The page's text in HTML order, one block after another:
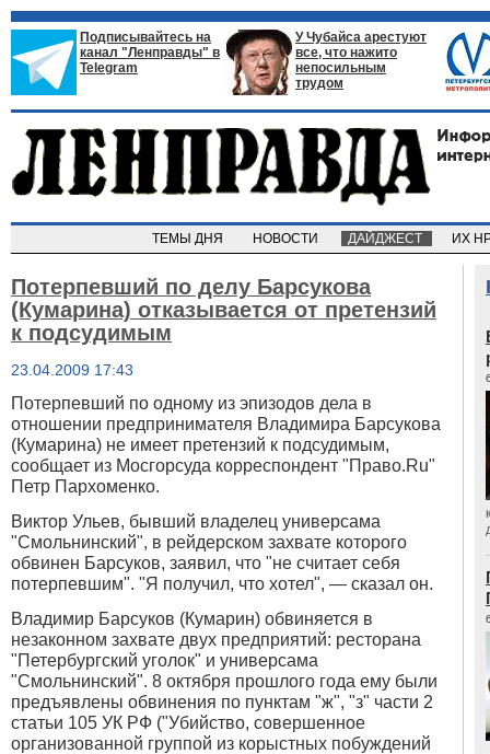
Подписывайтесь на
канал "Ленправды" в
Telegram
У Чубайса арестуют
все, что нажито
непосильным
трудом
ТЕМЫ ДНЯ НОВОСТИ ДАЙДЖЕСТ ИХ
Потерпевший по делу Барсукова
(Кумарина) отказывается от претензий
к подсудимым
23.04.2009 17:43
Потерпевший по одному из эпизодов дела в
отношении предпринимателя Владимира Барсукова
(Кумарина) не имеет претензий к подсудимым,
сообщает из Мосгорсуда корреспондент "Право.Ru"
Петр Пархоменко.
Виктор Ульев, бывший владелец универсама
"Смольнинский", в рейдерском захвате которого
обвинен Барсуков, заявил, что "не считает себя
потерпевшим". "Я получил, что хотел", — сказал он.
Владимир Барсуков (Кумарин) обвиняется в
незаконном захвате двух предприятий: ресторана
"Петербургский уголок" и универсама
"Смольнинский". 8 октября прошлого года ему были
предъявлены обвинения по пунктам "ж", "з" части 2
статьи 105 УК РФ ("Убийство, совершенное
организованной группой из корыстных побуждений